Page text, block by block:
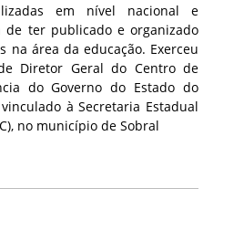
em nível nacional e
de ter publicado e organizado
na área da educação. Exerceu
Diretor Geral do Centro de
do Governo do Estado do
vinculado à Secretaria Estadual
no município de Sobral